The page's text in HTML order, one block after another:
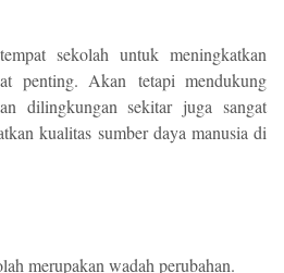
sekolah untuk meningkatkan
penting. Akan tetapi mendukung
dilingkungan sekitar juga sangat
kualitas sumber daya manusia di
merupakan wadah perubahan.